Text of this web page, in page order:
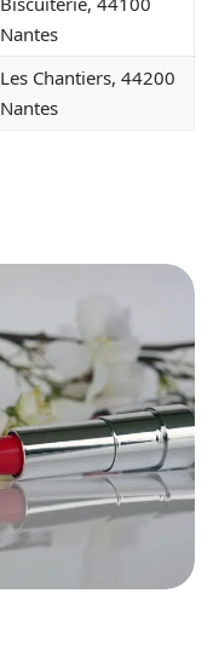
Nantes
Les Chantiers, 44200
Nantes